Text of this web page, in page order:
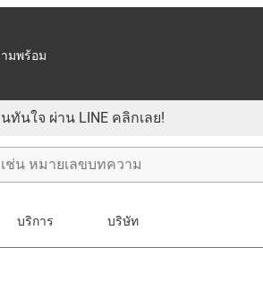
มพร้อม
ทันใจ ผ่าน LINE คลิกเลย!
บริการ บริษัท